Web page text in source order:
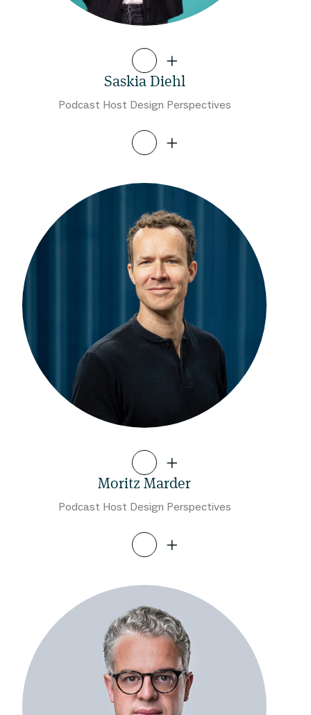
Saskia Diehl
Podcast Host Design Perspectives
Moritz Marder
Podcast Host Design Perspectives